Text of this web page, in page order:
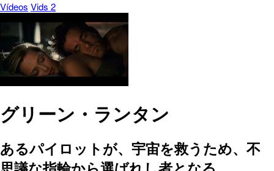
Vídeos Vids 2
グリーン・ランタン
あるパイロットが、宇宙を救うため、不